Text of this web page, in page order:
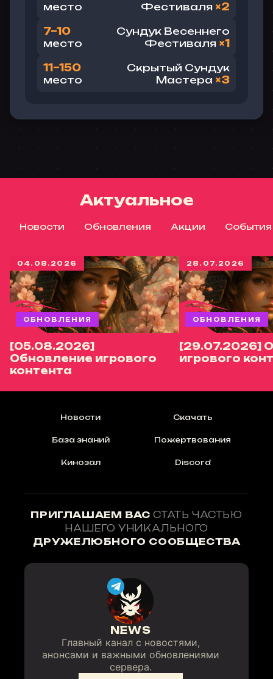
место
Фестиваля ×2
7–10
место
Сундук Весеннего
Фестиваля ×1
11–150
место
Скрытый Сундук
Мастера ×3
Актуальное
Новости Обновления Акции События
04.08.2026
ОБНОВЛЕНИЯ
[05.08.2026]
Обновление игрового
контента
28.07.2026
ОБНОВЛЕНИЯ
[29.07.2026]
игрового
Новости Скачать
База знаний Пожертвования
Кинозал Discord
ПРИГЛАШАЕМ ВАССТАТЬ ЧАСТЬЮ
НАШЕГО УНИКАЛЬНОГО
ДРУЖЕЛЮБНОГО СООБЩЕСТВА
NEWS
Главный канал с новостями,
анонсами и важными обновлениями
сервера.